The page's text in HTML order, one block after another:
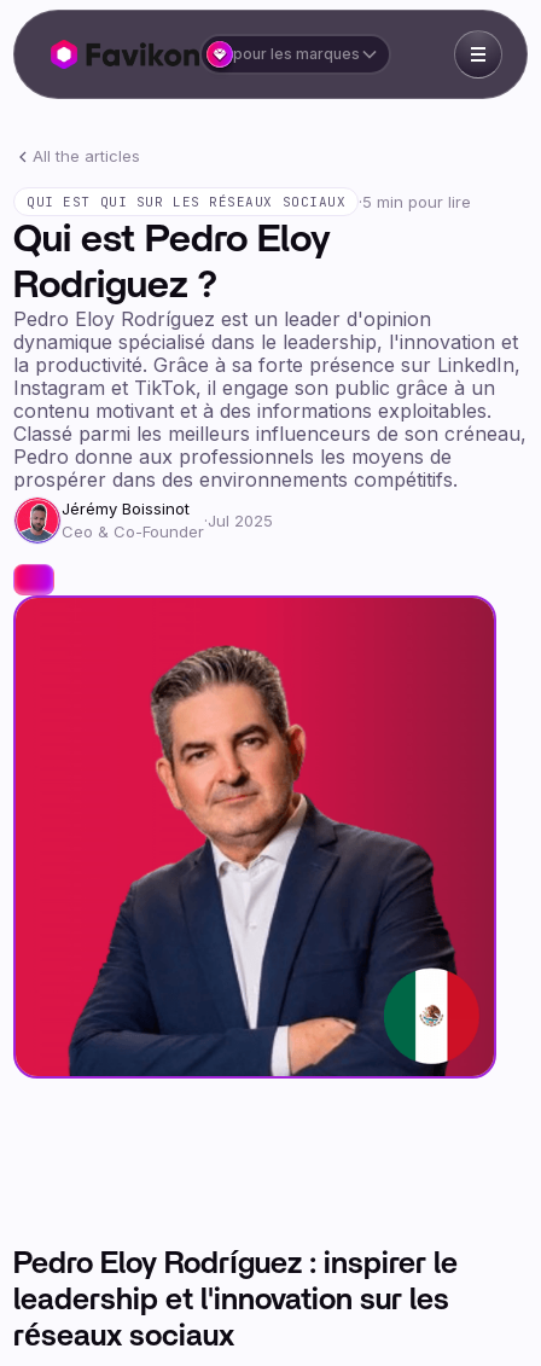
pour les marques
All the articles
QUI EST QUI SUR LES RÉSEAUX SOCIAUX ·5 min pour lire
Qui est Pedro Eloy
Rodriguez ?
Pedro Eloy Rodríguez est un leader d'opinion
dynamique spécialisé dans le leadership, l'innovation et
la productivité. Grâce à sa forte présence sur LinkedIn,
Instagram et TikTok, il engage son public grâce à un
contenu motivant et à des informations exploitables.
Classé parmi les meilleurs influenceurs de son créneau,
Pedro donne aux professionnels les moyens de
prospérer dans des environnements compétitifs.
Jérémy Boissinot
Ceo & Co-Founder
·Jul 2025
Pedro Eloy Rodríguez : inspirer le
leadership et l'innovation sur les
réseaux sociaux